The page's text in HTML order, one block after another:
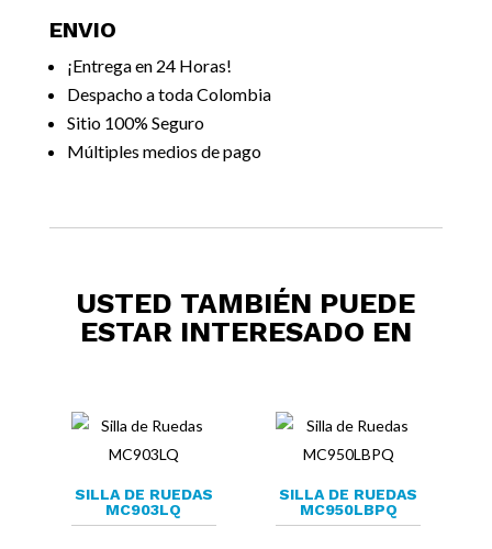
ENVIO
¡Entrega en 24 Horas!
Despacho a toda Colombia
Sitio 100% Seguro
Múltiples medios de pago
USTED TAMBIÉN PUEDE
ESTAR INTERESADO EN
SILLA DE RUEDAS
MC903LQ
SILLA DE RUEDAS
MC950LBPQ